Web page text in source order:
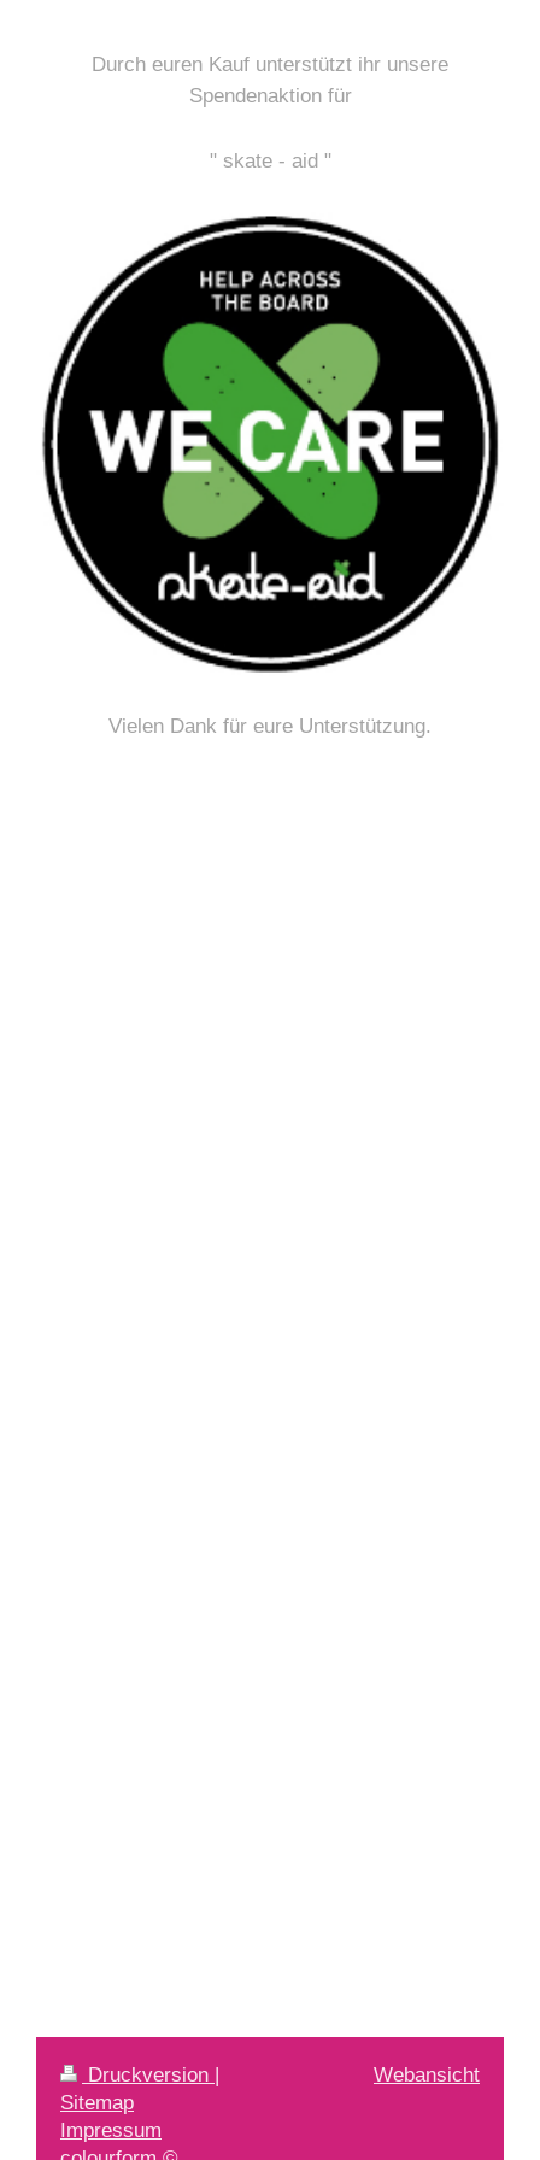
Durch euren Kauf unterstützt ihr unsere
Spendenaktion für
" skate - aid "
Vielen Dank für eure Unterstützung.
Druckversion |
Sitemap
Impressum
Webansicht